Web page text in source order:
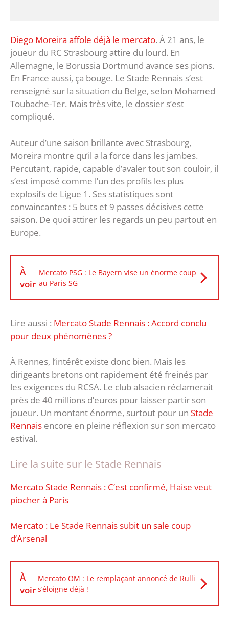
Diego Moreira affole déjà le mercato. À 21 ans, le
joueur du RC Strasbourg attire du lourd. En
Allemagne, le Borussia Dortmund avance ses pions.
En France aussi, ça bouge. Le Stade Rennais s’est
renseigné sur la situation du Belge, selon Mohamed
Toubache-Ter. Mais très vite, le dossier s’est
compliqué.
Auteur d’une saison brillante avec Strasbourg,
Moreira montre qu’il a la force dans les jambes.
Percutant, rapide, capable d’avaler tout son couloir, il
s’est imposé comme l’un des profils les plus
explosifs de Ligue 1. Ses statistiques sont
convaincantes : 5 buts et 9 passes décisives cette
saison. De quoi attirer les regards un peu partout en
Europe.
À
voir
Mercato PSG : Le Bayern vise un énorme coup
au Paris SG
Lire aussi : Mercato Stade Rennais : Accord conclu
pour deux phénomènes ?
À Rennes, l’intérêt existe donc bien. Mais les
dirigeants bretons ont rapidement été freinés par
les exigences du RCSA. Le club alsacien réclamerait
près de 40 millions d’euros pour laisser partir son
joueur. Un montant énorme, surtout pour un Stade
Rennais encore en pleine réflexion sur son mercato
estival.
Lire la suite sur le Stade Rennais
Mercato Stade Rennais : C’est confirmé, Haise veut
piocher à Paris
Mercato : Le Stade Rennais subit un sale coup
d’Arsenal
À
voir
Mercato OM : Le remplaçant annoncé de Rulli
s’éloigne déjà !